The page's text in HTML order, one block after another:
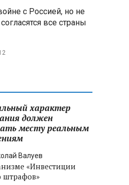
с Россией, но не
все страны
характер
должен
месту реальным
Валуев
«Инвестиции
штрафов»